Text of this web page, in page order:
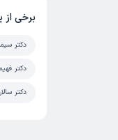
برخی از
دکتر
دکتر
دکتر